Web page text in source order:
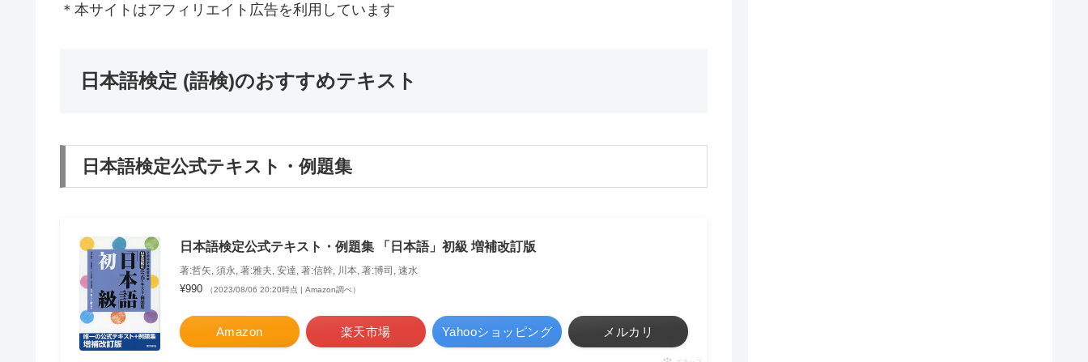
＊本サイトはアフィリエイト広告を利用しています
日本語検定 (語検)のおすすめテキスト
日本語検定公式テキスト・例題集
日本語検定公式テキスト・例題集 「日本語」初級 増補改訂版
著:哲矢, 須永, 著:雅夫, 安達, 著:信幹, 川本, 著:博司, 速水
¥990 （2023/08/06 20:20時点 | Amazon調べ）
Amazon 楽天市場 Yahooショッピング メルカリ